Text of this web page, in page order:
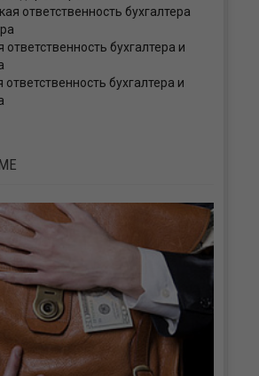
ответственность бухгалтера
ответственность бухгалтера и
ответственность бухгалтера и